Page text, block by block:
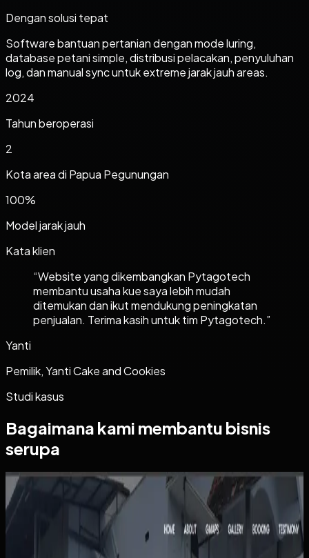
Dengan solusi tepat
Software bantuan pertanian dengan mode luring,
database petani simple, distribusi pelacakan, penyuluhan
log, dan manual sync untuk extreme jarak jauh areas.
2024
Tahun beroperasi
2
Kota area di Papua Pegunungan
100%
Model jarak jauh
Kata klien
“Website yang dikembangkan Pytagotech
membantu usaha kue saya lebih mudah
ditemukan dan ikut mendukung peningkatan
penjualan. Terima kasih untuk tim Pytagotech.”
Yanti
Pemilik, Yanti Cake and Cookies
Studi kasus
Bagaimana kami membantu bisnis
serupa
Kos Bu Ham
Kos Bu Ham